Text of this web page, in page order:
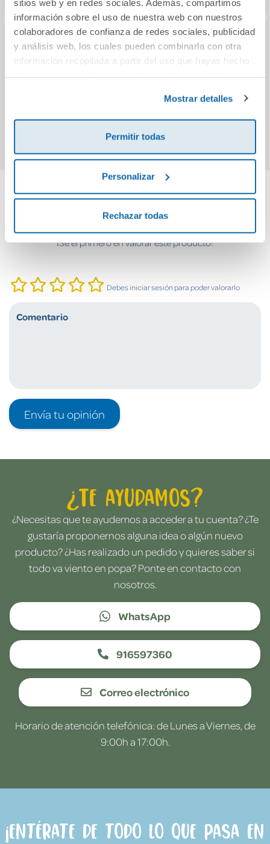
sitios web y en redes sociales. Además, compartimos
información sobre el uso de nuestra web con nuestros
colaboradores de confianza de redes sociales, publicidad
y análisis web, los cuales pueden combinarla con otra
información recopilada a partir del uso que hayas hecho
Mostrar detalles
Permitir todas
Personalizar
Rechazar todas
Bésame mucho
Comprar
Visiones
12,95€
Comprar
Cuéntanos tu opinión
¡Sé el primero en valorar este producto!
Debes iniciar sesión para poder valorarlo
Envía tu opinión
¿Te ayudamos?
¿Necesitas que te ayudemos a acceder a tu cuenta? ¿Te
gustaría proponernos alguna idea o algún nuevo
producto? ¿Has realizado un pedido y quieres saber si
todo va viento en popa? Ponte en contacto con
nosotros.
WhatsApp
916597360
Correo electrónico
Horario de atención telefónica: de Lunes a Viernes, de
9:00h a 17:00h.
¡Entérate de todo lo que pasa en